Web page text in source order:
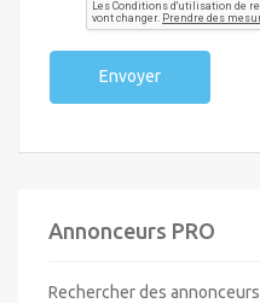
Envoyer
Annonceurs PRO
Rechercher des annonceurs